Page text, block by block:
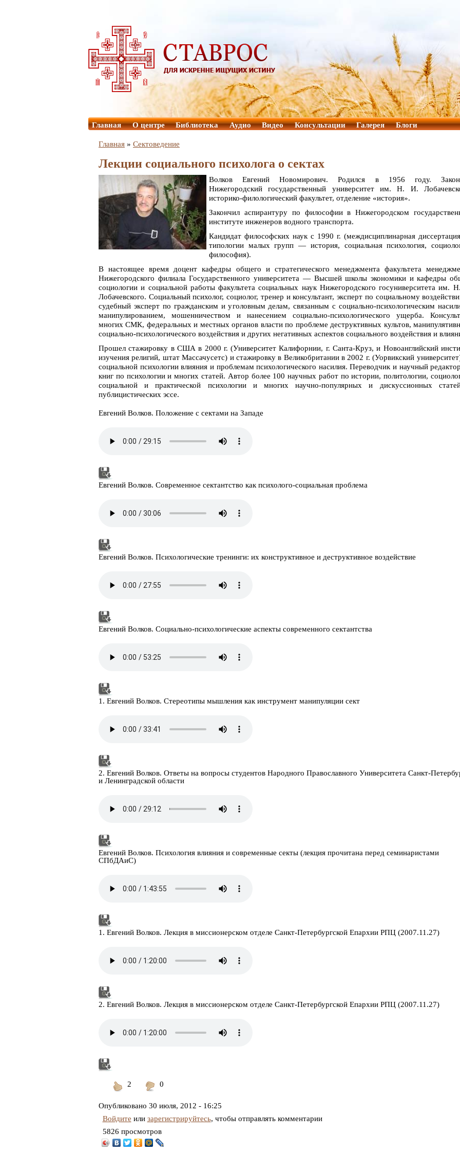
Главная О центре Библиотека Аудио Видео Консультации Галерея Блоги
Главная » Сектоведение
Лекции социального психолога о сектах
Волков Евгений Новомирович. Родился в 1956 году.
Нижегородский государственный университет им. Н. И.
историко-филологический факультет, отделение «история».
Закончил аспирантуру по философии в Нижегородском
институте инженеров водного транспорта.
Кандидат философских наук с 1990 г. (междисциплинарная
типологии малых групп — история, социальная психология,
философия).
В настоящее время доцент кафедры общего и стратегического менеджмента факультета
Нижегородского филиала Государственного университета — Высшей школы экономики и кафедры
социологии и социальной работы факультета социальных наук Нижегородского госуниверситета им.
Лобачевского. Социальный психолог, социолог, тренер и консультант, эксперт по социальному
судебный эксперт по гражданским и уголовным делам, связанным с социально-психологическим
манипулированием, мошенничеством и нанесением социально-психологического ущерба.
многих СМК, федеральных и местных органов власти по проблеме деструктивных культов,
социально-психологического воздействия и других негативных аспектов социального воздействия и
Прошел стажировку в США в 2000 г. (Университет Калифорнии, г. Санта-Круз, и Новоанглийский
изучения религий, штат Массачусетс) и стажировку в Великобритании в 2002 г. (Уорвикский
социальной психологии влияния и проблемам психологического насилия. Переводчик и научный
книг по психологии и многих статей. Автор более 100 научных работ по истории, политологии,
социальной и практической психологии и многих научно-популярных и дискуссионных
публицистических эссе.
Евгений Волков. Положение с сектами на Западе
Евгений Волков. Современное сектантство как психолого-социальная проблема
Евгений Волков. Психологические тренинги: их конструктивное и деструктивное воздействие
Евгений Волков. Социально-психологические аспекты современного сектантства
1. Евгений Волков. Стереотипы мышления как инструмент манипуляции сект
2. Евгений Волков. Ответы на вопросы студентов Народного Православного Университета Санкт-
и Ленинградской области
Евгений Волков. Психология влияния и современные секты (лекция прочитана перед семинаристами
СПбДАиС)
1. Евгений Волков. Лекция в миссионерском отделе Санкт-Петербургской Епархии РПЦ (2007.11.27)
2. Евгений Волков. Лекция в миссионерском отделе Санкт-Петербургской Епархии РПЦ (2007.11.27)
2
понравилось
0
Опубликовано 30 июля, 2012 - 16:25
Войдите или зарегистрируйтесь, чтобы отправлять комментарии
5826 просмотров